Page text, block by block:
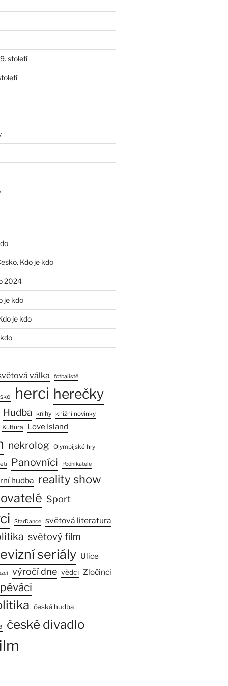
století
Kdo je kdo
2024
je kdo
je kdo
válka fotbalisté
herci herečky
Hudba knihy knižní novinky
Kultura Love Island
nekrolog Olympijské hry
Panovníci Podnikatelé
hudba reality show
Sport
StarDance světová literatura
světový film
seriály Ulice
výročí dne vědci Zločinci
česká hudba
české divadlo